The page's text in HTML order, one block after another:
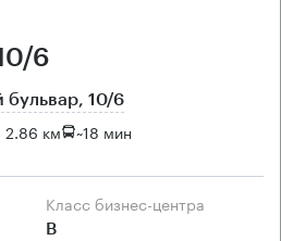
6
10/6
2.86 км ~18 мин
Класс бизнес-центра
B